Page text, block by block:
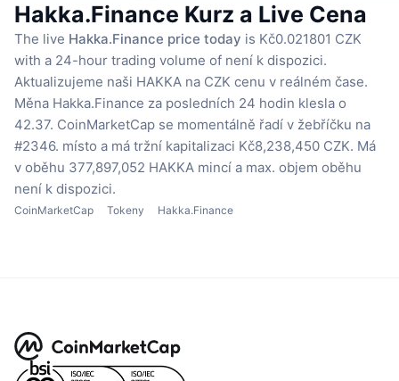
Hakka.Finance Kurz a Live Cena
The live Hakka.Finance price today is Kč0.021801 CZK
with a 24-hour trading volume of není k dispozici.
Aktualizujeme naši HAKKA na CZK cenu v reálném čase.
Měna Hakka.Finance za posledních 24 hodin klesla o
42.37. CoinMarketCap se momentálně řadí v žebříčku na
#2346. místo a má tržní kapitalizaci Kč8,238,450 CZK. Má
v oběhu 377,897,052 HAKKA mincí a max. objem oběhu
není k dispozici.
CoinMarketCap Tokeny Hakka.Finance